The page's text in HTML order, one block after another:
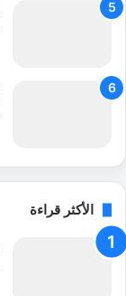
الأكثر قراءة